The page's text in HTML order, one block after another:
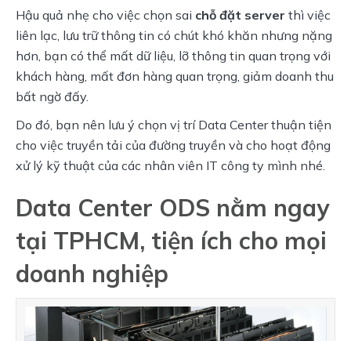
Hậu quả nhẹ cho việc chọn sai chỗ đặt server thì việc
liên lạc, lưu trữ thông tin có chút khó khăn nhưng nặng
hơn, bạn có thể mất dữ liệu, lỡ thông tin quan trọng với
khách hàng, mất đơn hàng quan trọng, giảm doanh thu
bất ngờ đấy.
Do đó, bạn nên lưu ý chọn vị trí Data Center thuận tiện
cho việc truyền tải của đường truyền và cho hoạt động
xử lý kỹ thuật của các nhân viên IT công ty mình nhé.
Data Center ODS nằm ngay
tại TPHCM, tiện ích cho mọi
doanh nghiệp